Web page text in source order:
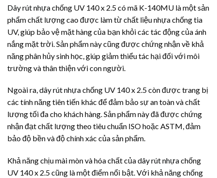
Dây rút nhựachống UV 140 x 2.5 có mã K-140MU là một sản
phẩm chất lượng cao được làm từ chất liệu nhựa chống tia
UV, giúp bảo vệ mặt hàng của bạn khỏi các tác động của ánh
nắng mặt trời. Sản phẩm này cũng được chứng nhận về khả
năng phân hủy sinh học, giúp giảm thiểu tác hại đối với môi
trường và thân thiện với con người.
Ngoài ra,dây rút nhựachống UV 140 x 2.5 còn được trang bị
các tính năng tiên tiến khác để đảm bảo sự an toàn và chất
lượng tối đa cho khách hàng. Sản phẩm này đã được chứng
nhận đạt chất lượng theo tiêu chuẩn ISO hoặc ASTM, đảm
bảo độ bền và độ chính xác của sản phẩm.
Khả năng chịu mài mòn và hóa chất củadây rút nhựachống
UV 140 x 2.5 cũng là một điểm nổi bật. Với khả năng chống